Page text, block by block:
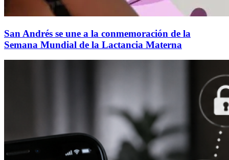
San Andrés se une a la conmemoración de la
Semana Mundial de la Lactancia Materna